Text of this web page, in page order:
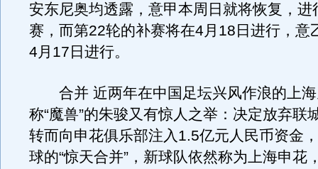
安东尼奥均透露，意甲本周日就将恢复，进
赛，而第22轮的补赛将在4月18日进行，意
4月17日进行。
合并 近两年在中国足坛兴风作浪的上海
称“魔兽”的朱骏又有惊人之举：决定放弃联
转而向申花俱乐部注入1.5亿元人民币资金
球的“惊天合并”，新球队依然称为上海申花